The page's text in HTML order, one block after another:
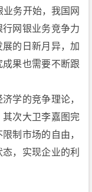
务开始，我国网
网银业务竞争力
的日新月异，加
成果也需要不断跟
学的竞争理论，
次大卫李嘉图完
制市场的自由，
，实现企业的利